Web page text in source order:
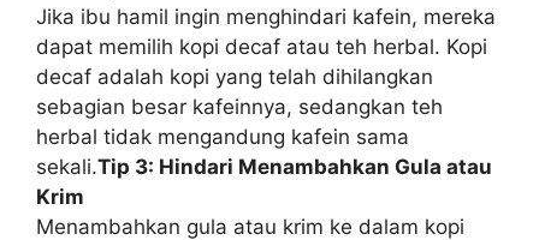
Jika ibu hamil ingin menghindari kafein, mereka
dapat memilih kopi decaf atau teh herbal. Kopi
decaf adalah kopi yang telah dihilangkan
sebagian besar kafeinnya, sedangkan teh
herbal tidak mengandung kafein sama
sekali.Tip 3: Hindari Menambahkan Gula atau
Krim
Menambahkan gula atau krim ke dalam kopi